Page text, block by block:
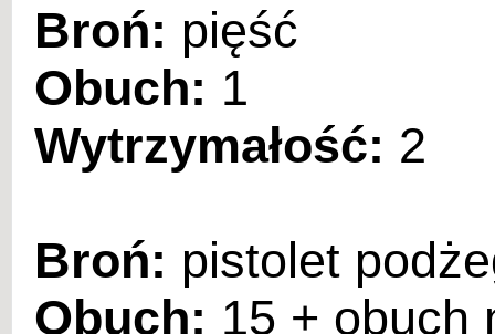
Broń: pięść
Obuch: 1
Wytrzymałość: 2
Broń: pistolet
Obuch: 15 + obuch